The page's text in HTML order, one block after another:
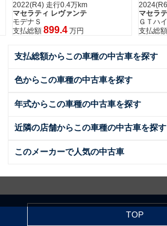
km
テ
2024(R6) 走行1.4万km
マセラティ レヴァンテ
支払総額
支払総額からこの車種の中古車を探す
色からこの車種の中古車を探す
年式からこの車種の中古車を探す
近隣の店舗からこの車種の中古車を探す
このメーカーで人気の中古車
TOP